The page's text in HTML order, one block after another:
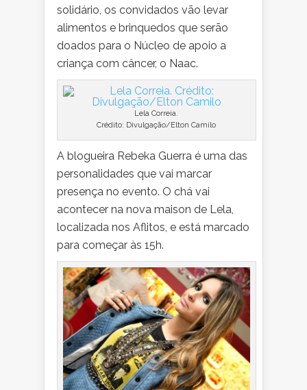
solidário, os convidados vão levar
alimentos e brinquedos que serão
doados para o Núcleo de apoio a
criança com câncer, o Naac.
Lela Correia.
Crédito: Divulgação/Elton Camilo
A blogueira Rebeka Guerra é uma das
personalidades que vai marcar
presença no evento. O chá vai
acontecer na nova maison de Lela,
localizada nos Aflitos, e está marcado
para começar às 15h.